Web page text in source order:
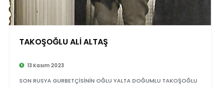
TAKOŞOĞLU ALİ ALTAŞ
13 Kasım 2023
SON RUSYA GURBETÇİSİNİN OĞLU YALTA DOĞUMLU TAKOŞOĞLU